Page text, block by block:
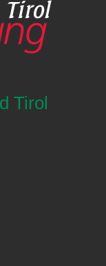
Tirol